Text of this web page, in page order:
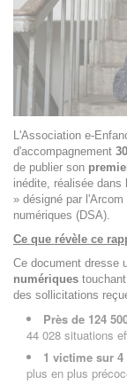
L'Association e-
d'accompagnement
de publier son
inédite, réalisée
» désigné par
numériques (DSA).
Ce que révèle ce
Ce document dresse
numériques
des sollicitations
Près de 124
44 028 situations
1 victime sur
plus en plus